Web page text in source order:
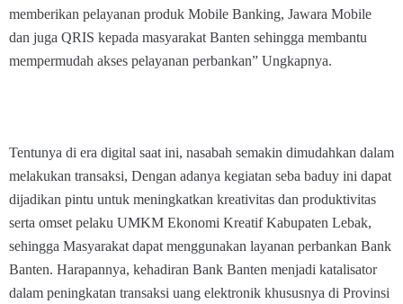
memberikan pelayanan produk Mobile Banking, Jawara Mobile
dan juga QRIS kepada masyarakat Banten sehingga membantu
mempermudah akses pelayanan perbankan” Ungkapnya.
Tentunya di era digital saat ini, nasabah semakin dimudahkan dalam
melakukan transaksi, Dengan adanya kegiatan seba baduy ini dapat
dijadikan pintu untuk meningkatkan kreativitas dan produktivitas
serta omset pelaku UMKM Ekonomi Kreatif Kabupaten Lebak,
sehingga Masyarakat dapat menggunakan layanan perbankan Bank
Banten. Harapannya, kehadiran Bank Banten menjadi katalisator
dalam peningkatan transaksi uang elektronik khususnya di Provinsi